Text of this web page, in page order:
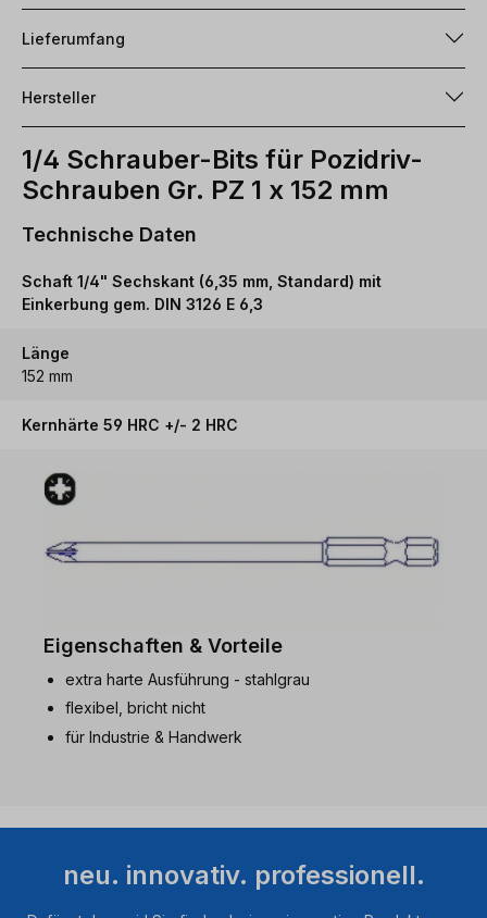
Lieferumfang
Hersteller
1/4 Schrauber-Bits für Pozidriv-
Schrauben Gr. PZ 1 x 152 mm
Technische Daten
Schaft 1/4" Sechskant (6,35 mm, Standard) mit
Einkerbung gem. DIN 3126 E 6,3
Länge
152 mm
Kernhärte 59 HRC +/- 2 HRC
Eigenschaften & Vorteile
extra harte Ausführung - stahlgrau
flexibel, bricht nicht
für Industrie & Handwerk
neu. innovativ. professionell.